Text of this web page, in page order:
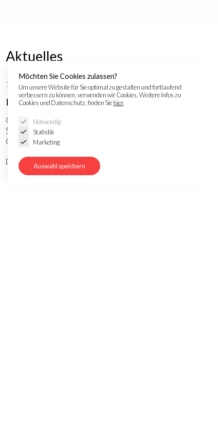
Aktuelles
17.06.2026
Feierlicher Moment
Grosser Tag für eine kleine Gemeinde: Der symbolische
Spatenstich für den Campus wurde zum
Gemeinschaftserlebnis.
mehr lesen
Möchten Sie Cookies zulassen?
Um unsere Website für Sie optimal zu gestalten und fortlaufend
verbessern zu können, verwenden wir Cookies. Weitere Infos zu
Cookies und Datenschutz, finden Siehier.
Notwendig
Statistik
Marketing
Auswahl speichern